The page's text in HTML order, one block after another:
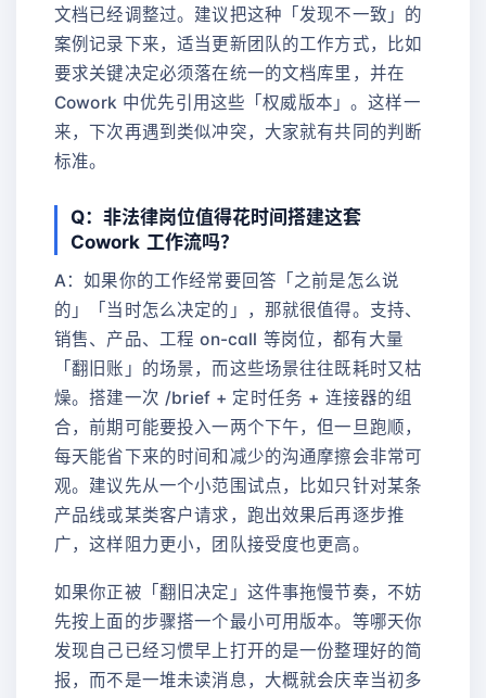
文档已经调整过。建议把这种「发现不一致」的
案例记录下来，适当更新团队的工作方式，比如
要求关键决定必须落在统一的文档库里，并在
Cowork 中优先引用这些「权威版本」。这样一
来，下次再遇到类似冲突，大家就有共同的判断
标准。
Q：非法律岗位值得花时间搭建这套
Cowork 工作流吗？
A：如果你的工作经常要回答「之前是怎么说
的」「当时怎么决定的」，那就很值得。支持、
销售、产品、工程 on-call 等岗位，都有大量
「翻旧账」的场景，而这些场景往往既耗时又枯
燥。搭建一次 /brief + 定时任务 + 连接器的组
合，前期可能要投入一两个下午，但一旦跑顺，
每天能省下来的时间和减少的沟通摩擦会非常可
观。建议先从一个小范围试点，比如只针对某条
产品线或某类客户请求，跑出效果后再逐步推
广，这样阻力更小，团队接受度也更高。
如果你正被「翻旧决定」这件事拖慢节奏，不妨
先按上面的步骤搭一个最小可用版本。等哪天你
发现自己已经习惯早上打开的是一份整理好的简
报，而不是一堆未读消息，大概就会庆幸当初多